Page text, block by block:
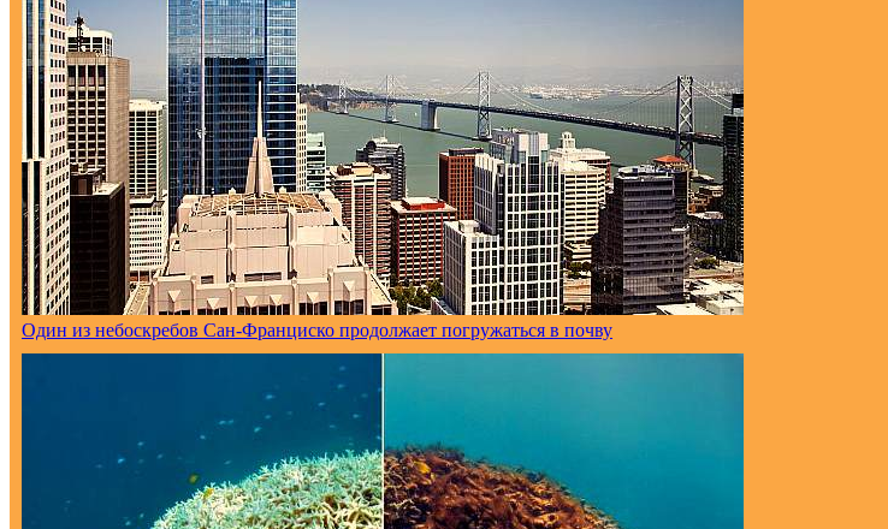
Один из небоскребов Сан-Франциско продолжает погружаться в почву